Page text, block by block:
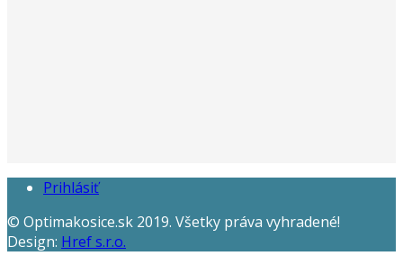
Prihlásiť
© Optimakosice.sk 2019. Všetky práva vyhradené!
Design: Href s.r.o.